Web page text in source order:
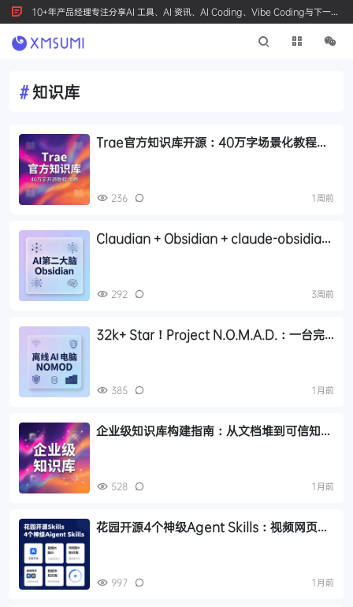
10+年产品经理专注分享AI 工具、AI 资讯、AI Coding、Vibe Coding与下一代
产品创新，按 Ctrl+D 收藏我们
#知识库
Trae官方知识库开源：40万字场景化教程覆
236 1周前
Claudian + Obsidian + claude-obsidian
292 3周前
32k+ Star！Project N.O.M.A.D.：一台完
385 1月前
企业级知识库构建指南：从文档堆到可信知识
528 1月前
花园开源4个神级Agent Skills：视频网页图
997 1月前